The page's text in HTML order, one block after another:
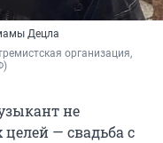
Децла
организация,
не
целей — свадьба с